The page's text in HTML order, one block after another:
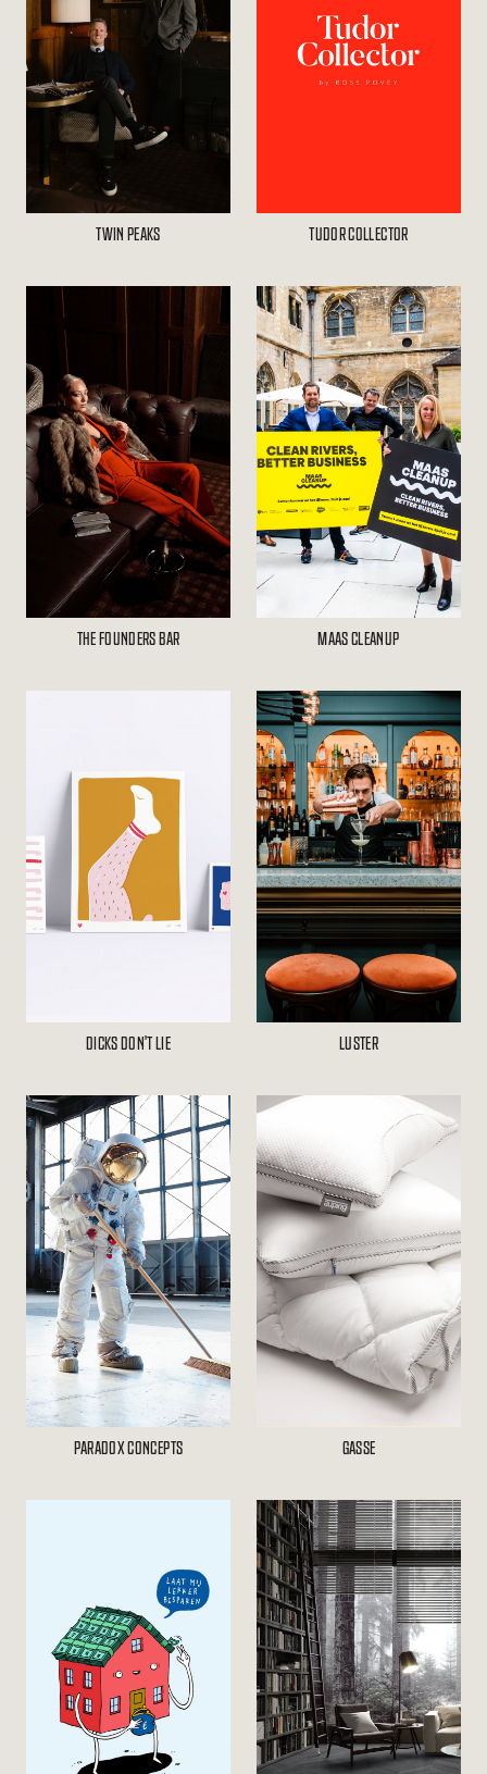
TWIN PEAKS TUDOR COLLECTOR
THE FOUNDERS BAR MAAS CLEANUP
DICKS DON'T LIE LUSTER
PARADOX CONCEPTS GASSE